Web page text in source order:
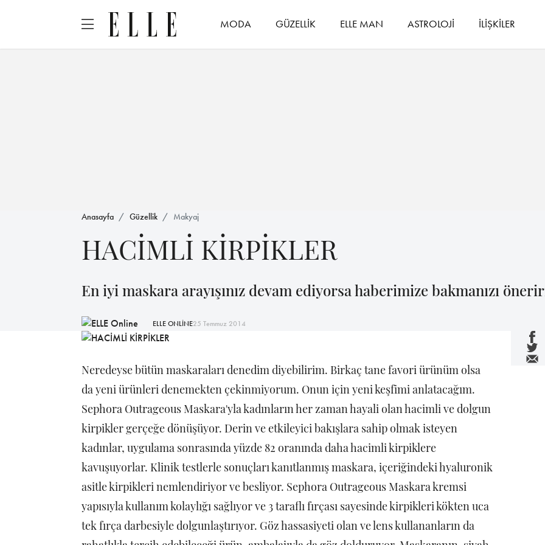
MODA GÜZELLİK ELLE MAN ASTROLOJİ İLİŞKİLER
Anasayfa Güzellik Makyaj
HACİMLİ KİRPİKLER
En iyi maskara arayışınız devam ediyorsa haberimize bakmanızı
ELLE ONLİNE25 Temmuz 2014
Neredeyse bütün maskaraları denedim diyebilirim. Birkaç tane favori ürünüm olsa
da yeni ürünleri denemekten çekinmiyorum. Onun için yeni keşfimi anlatacağım.
Sephora Outrageous Maskara'yla kadınların her zaman hayali olan hacimli ve dolgun
kirpikler gerçeğe dönüşüyor. Derin ve etkileyici bakışlara sahip olmak isteyen
kadınlar, uygulama sonrasında yüzde 82 oranında daha hacimli kirpiklere
kavuşuyorlar. Klinik testlerle sonuçları kanıtlanmış maskara, içeriğindeki hyaluronik
asitle kirpikleri nemlendiriyor ve besliyor. Sephora Outrageous Maskara kremsi
yapısıyla kullanım kolaylığı sağlıyor ve 3 taraflı fırçası sayesinde kirpikleri kökten uca
tek fırça darbesiyle dolgunlaştırıyor. Göz hassasiyeti olan ve lens kullananların da